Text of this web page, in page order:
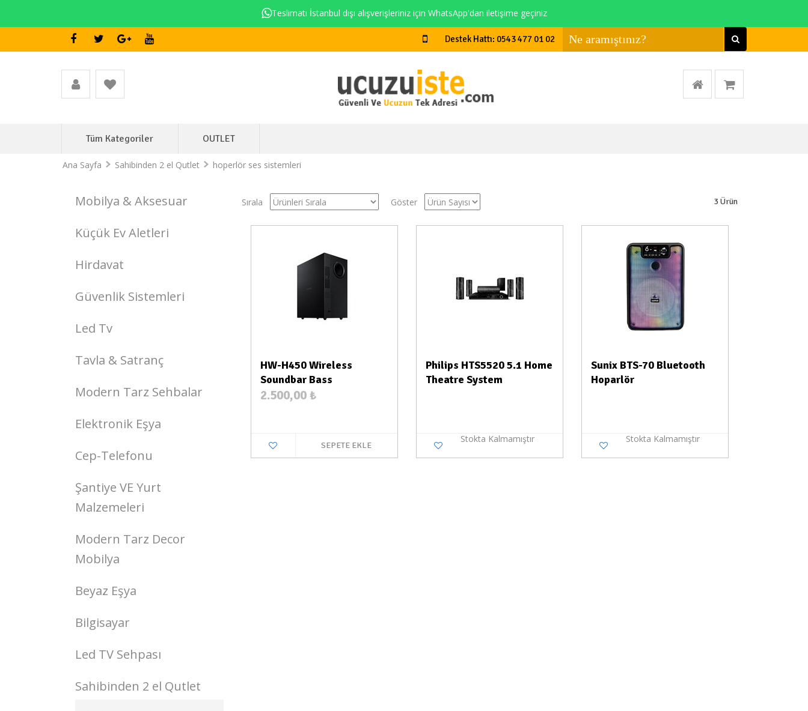
Teslimatı İstanbul dışı alışverişleriniz için WhatsApp'dan iletişime geçiniz
Destek Hattı: 0543 477 01 02
Tüm Kategoriler OUTLET
Ana Sayfa Sahibinden 2 el Qutlet hoperlör ses sistemleri
Mobilya & Aksesuar
Küçük Ev Aletleri
Hirdavat
Güvenlik Sistemleri
Led Tv
Tavla & Satranç
Modern Tarz Sehbalar
Elektronik Eşya
Cep-Telefonu
Şantiye VE Yurt
Malzemeleri
Modern Tarz Decor
Mobilya
Beyaz Eşya
Bilgisayar
Led TV Sehpası
Sahibinden 2 el Qutlet
Sırala Göster 3 Ürün
HW-H450 Wireless
Soundbar Bass
2.500,00 ₺
SEPETE EKLE
Philips HTS5520 5.1 Home
Theatre System
Stokta Kalmamıştır
Sunix BTS-70 Bluetooth
Hoparlör
Stokta Kalmamıştır